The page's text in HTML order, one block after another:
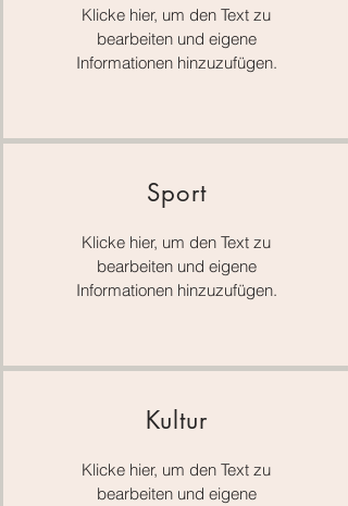
Klicke hier, um den Text zu
bearbeiten und eigene
Informationen hinzuzufügen.
Sport
Klicke hier, um den Text zu
bearbeiten und eigene
Informationen hinzuzufügen.
Kultur
Klicke hier, um den Text zu
bearbeiten und eigene